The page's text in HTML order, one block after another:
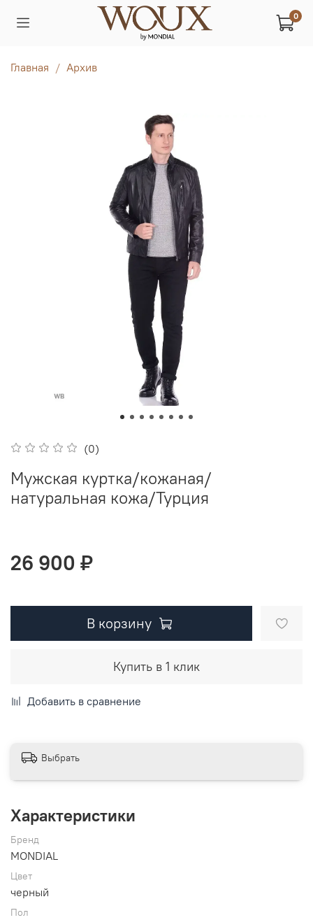
0
Главная Архив
(0)
Мужская куртка/кожаная/
натуральная кожа/Турция
26 900 ₽
В корзину
Купить в 1 клик
Добавить в сравнение
Выбрать
Характеристики
Бренд
MONDIAL
Цвет
черный
Пол